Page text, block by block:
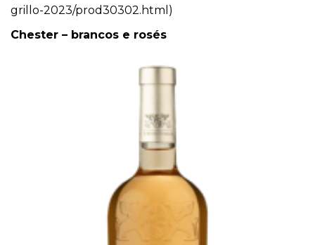
grillo-2023/prod30302.html )
Chester – brancos e rosés